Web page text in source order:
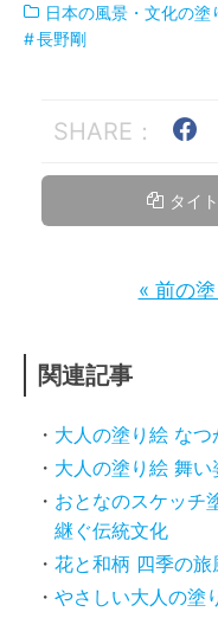
日本の風景・文化の塗
長野剛
SHARE：
タイ
« 前の
関連記事
大人の塗り絵 な
大人の塗り絵 舞
おとなのスケッチ
継ぐ伝統文化
花と和柄 四季の
やさしい大人の塗